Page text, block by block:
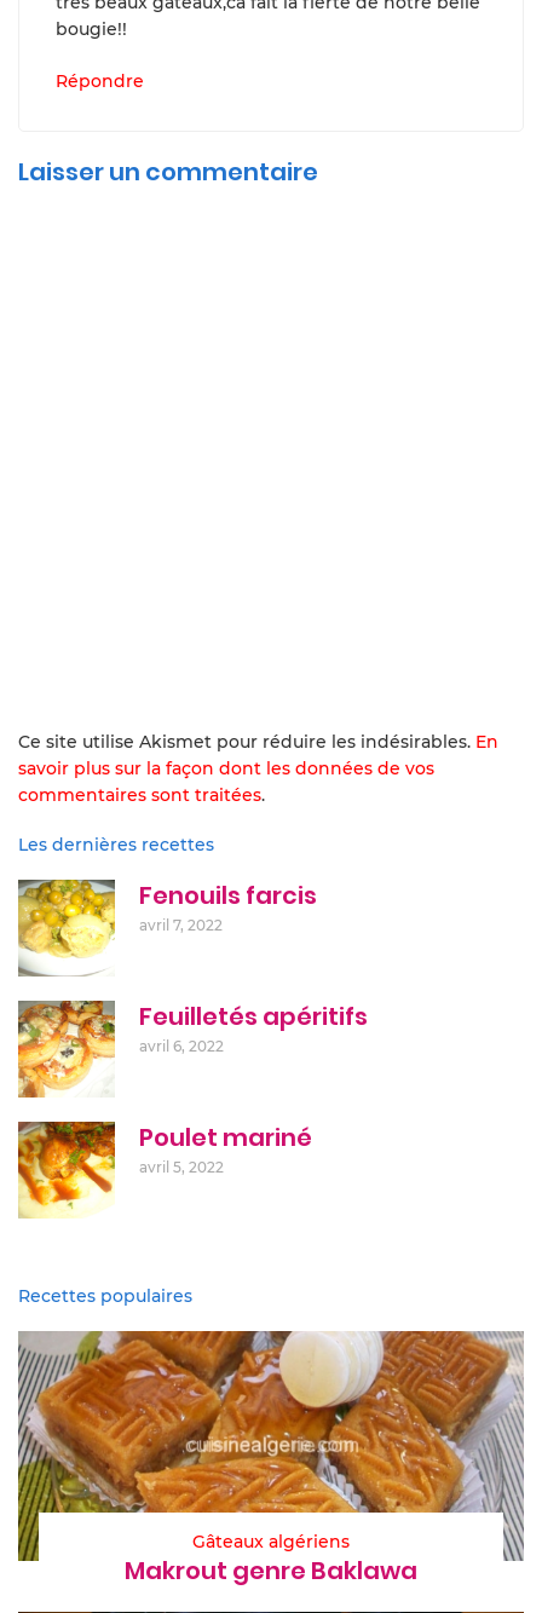
bougie!!
Répondre
Laisser un commentaire
Ce site utilise Akismet pour réduire les indésirables. En
savoir plus sur la façon dont les données de vos
commentaires sont traitées.
Les dernières recettes
Fenouils farcis
avril 7, 2022
Feuilletés apéritifs
avril 6, 2022
Poulet mariné
avril 5, 2022
Recettes populaires
Gâteaux algériens
Makrout genre Baklawa